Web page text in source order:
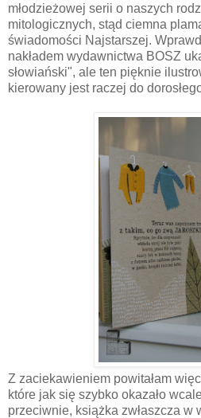
młodzieżowej serii o naszych
mitologicznych, stąd ciemna
świadomości Najstarszej.
nakładem wydawnictwa BOSZ
słowiański", ale ten pięknie
kierowany jest raczej do
Z zaciekawieniem powitałam
które jak się szybko okazało
przeciwnie, książka zwłaszcza w